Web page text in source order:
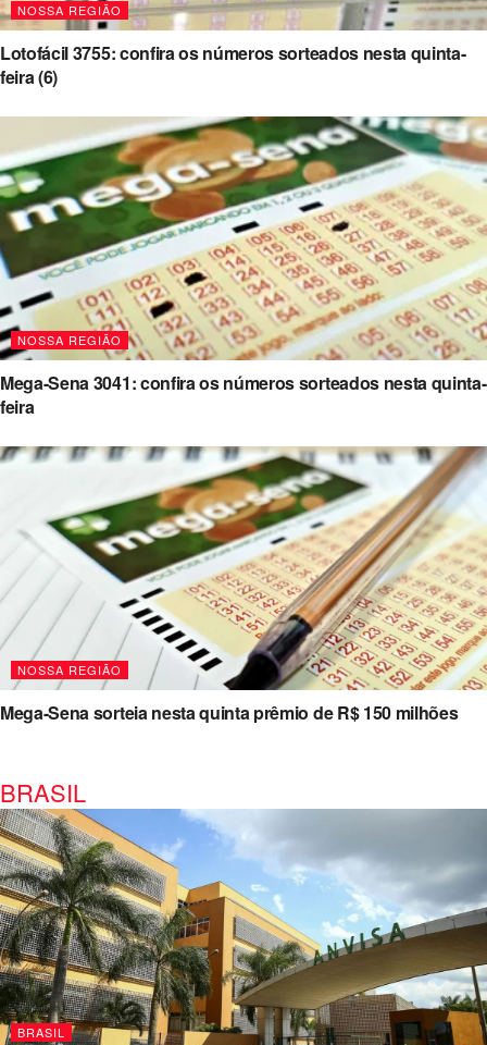
NOSSA REGIÃO
Lotofácil 3755: confira os números sorteados nesta quinta-
feira (6)
NOSSA REGIÃO
Mega-Sena 3041: confira os números sorteados nesta quinta-
feira
NOSSA REGIÃO
Mega-Sena sorteia nesta quinta prêmio de R$ 150 milhões
BRASIL
BRASIL